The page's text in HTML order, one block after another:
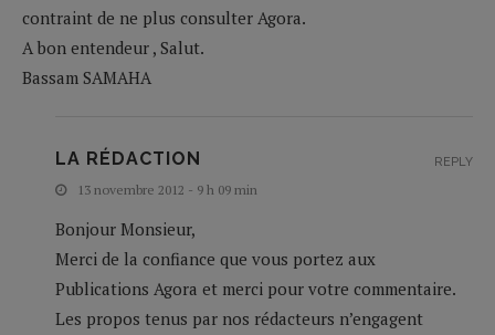
contraint de ne plus consulter Agora.
A bon entendeur , Salut.
Bassam SAMAHA
LA RÉDACTION
13 novembre 2012 - 9 h 09 min
Bonjour Monsieur,
Merci de la confiance que vous portez aux
Publications Agora et merci pour votre commentaire.
Les propos tenus par nos rédacteurs n’engagent
REPLY